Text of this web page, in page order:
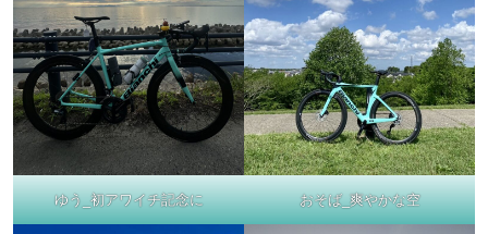
ゆう_初アワイチ記念に おそば_爽やかな空